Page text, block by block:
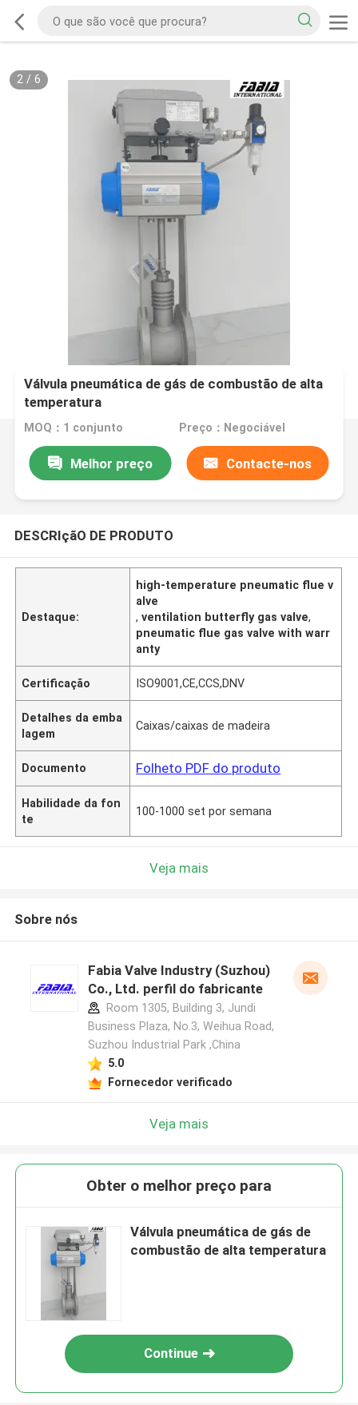
2/ 6
Válvula pneumática de gás de combustão de alta
temperatura
MOQ：1 conjunto Preço：Negociável
Melhor preço Contacte-nos
DESCRIçãO DE PRODUTO
Destaque:
high-temperature pneumatic flue v
alve
,ventilation butterfly gas valve,
pneumatic flue gas valve with warr
anty
Certificação ISO9001,CE,CCS,DNV
Detalhes da emba
lagem
Caixas/caixas de madeira
Documento Folheto PDF do produto
Habilidade da fon
te
100-1000 set por semana
Veja mais
Sobre nós
Fabia Valve Industry (Suzhou)
Co., Ltd. perfil do fabricante
Room 1305, Building 3, Jundi
Business Plaza, No.3, Weihua Road,
Suzhou Industrial Park ,China
5.0
Fornecedor verificado
Veja mais
Obter o melhor preço para
Válvula pneumática de gás de
combustão de alta temperatura
Continue